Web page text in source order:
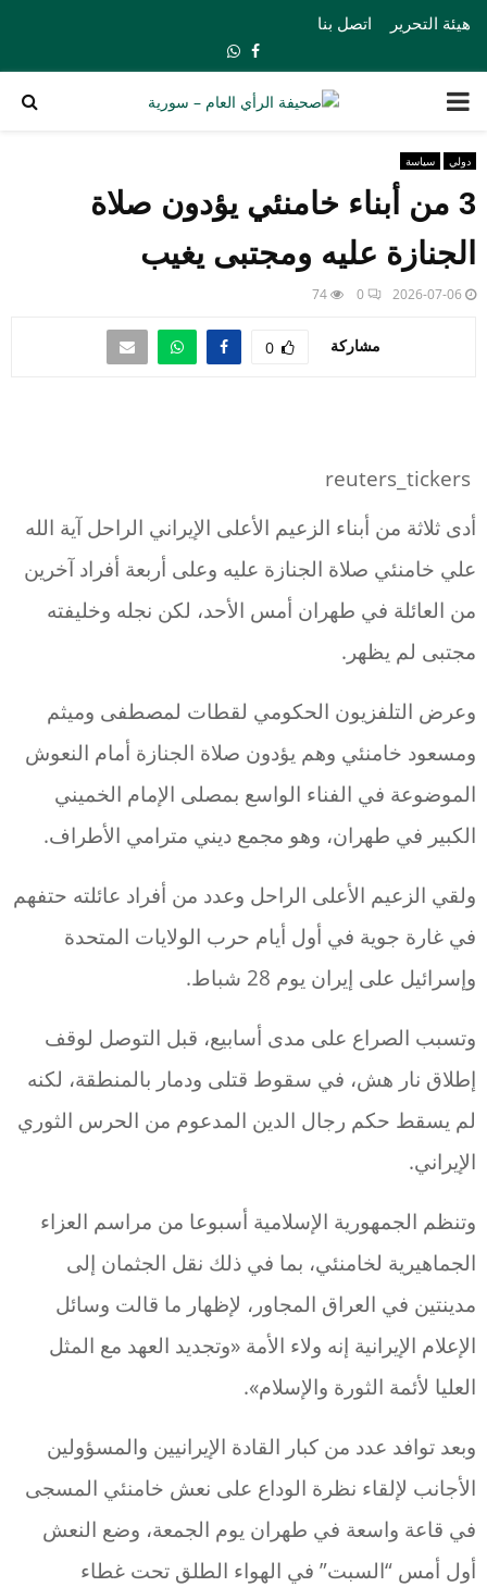
هيئة التحرير اتصل بنا
Facebook
Whatsapp
PRIMARY
MENU
دولي سياسة
3 من أبناء خامنئي يؤدون صلاة
الجنازة عليه ومجتبى يغيب
2026-07-06
0
74
مشاركة 0
أدى ثلاثة من أبناء الزعيم الأعلى الإيراني الراحل آية الله
علي خامنئي صلاة الجنازة عليه وعلى أربعة أفراد آخرين
من العائلة في طهران أمس الأحد، لكن نجله وخليفته
مجتبى لم يظهر.
وعرض التلفزيون الحكومي لقطات لمصطفى وميثم
ومسعود خامنئي وهم يؤدون صلاة الجنازة أمام النعوش
الموضوعة في الفناء الواسع بمصلى الإمام الخميني
الكبير في طهران، وهو مجمع ديني مترامي الأطراف.
ولقي الزعيم الأعلى الراحل وعدد من أفراد عائلته حتفهم
في غارة جوية في أول أيام حرب الولايات المتحدة
وإسرائيل على إيران يوم 28 شباط.
وتسبب الصراع على مدى أسابيع، قبل التوصل لوقف
إطلاق نار هش، في سقوط قتلى ودمار بالمنطقة، لكنه
لم يسقط حكم رجال الدين المدعوم من الحرس الثوري
الإيراني.
وتنظم الجمهورية الإسلامية أسبوعا من مراسم العزاء
الجماهيرية لخامنئي، بما في ذلك نقل الجثمان إلى
مدينتين في العراق المجاور، لإظهار ما قالت وسائل
الإعلام الإيرانية إنه ولاء الأمة «وتجديد العهد مع المثل
العليا لأئمة الثورة والإسلام».
وبعد توافد عدد من كبار القادة الإيرانيين والمسؤولين
الأجانب لإلقاء نظرة الوداع على نعش خامنئي المسجى
في قاعة واسعة في طهران يوم الجمعة، وضع النعش
أول أمس “السبت” في الهواء الطلق تحت غطاء